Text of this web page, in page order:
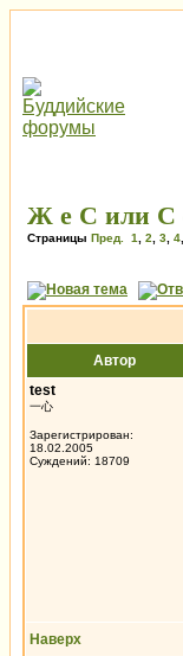
Ж е С или С
Страницы Пред. 1 2 3 4
Автор
test
一心
Зарегистрирован:
18.02.2005
Суждений: 18709
Наверх